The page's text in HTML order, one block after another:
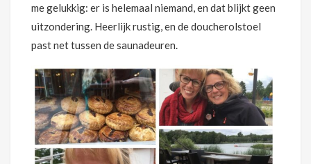
me gelukkig: er is helemaal niemand, en dat blijkt geen
uitzondering. Heerlijk rustig, en de doucherolstoel
past net tussen de saunadeuren.